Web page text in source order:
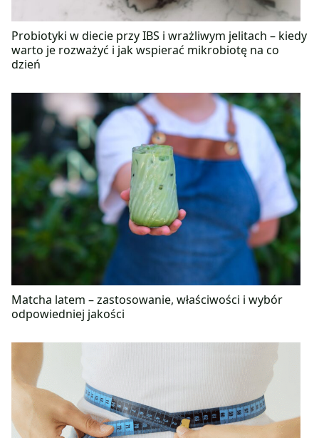
Probiotyki w diecie przy IBS i wrażliwym jelitach – kiedy
warto je rozważyć i jak wspierać mikrobiotę na co
dzień
Matcha latem – zastosowanie, właściwości i wybór
odpowiedniej jakości